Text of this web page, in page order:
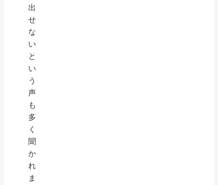
出
せ
な
い
と
い
う
声
も
多
く
聞
か
れ
ま